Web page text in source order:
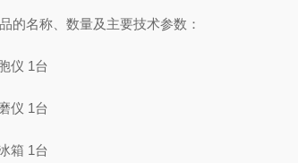
名称、数量及主要技术参数：
仪 1台
仪 1台
箱 1台